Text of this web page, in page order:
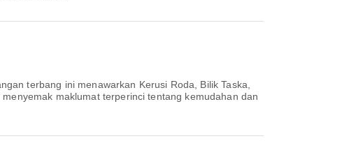
terbang ini menawarkan Kerusi Roda, Bilik Taska,
maklumat terperinci tentang kemudahan dan